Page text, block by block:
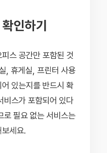
인하기
스 공간만 포함된 것
, 휴게실, 프린터 사용
있는지를 반드시 확
비스가 포함되어 있다
로 필요 없는 서비스는
세요.